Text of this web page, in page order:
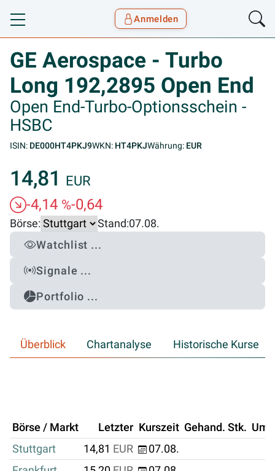
Toggle navigation
Anmelden
GE Aerospace - Turbo
Long 192,2895 Open End
Open End-Turbo-Optionsschein -
HSBC
ISIN: DE000HT4PKJ9WKN: HT4PKJWährung: EUR
14,81 EUR
-4,14 %-0,64
Börse: Stand:07.08.
Watchlist ...
Signale ...
Portfolio ...
Überblick Chartanalyse Historische Kurse
Börse / Markt Letzter Kurszeit Gehand. Stk.
Stuttgart
14,81 EUR
07.08.